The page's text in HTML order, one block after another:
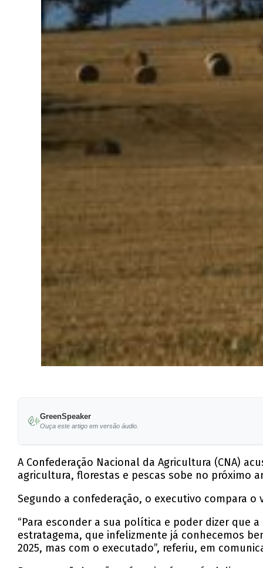
GreenSpeaker
Ouça este artigo em versão áudio.
A Confederação Nacional da Agricultura (CNA)
agricultura, florestas e pescas sobe no próximo
Segundo a confederação, o executivo compara
“Para esconder a sua política e poder dizer que
estratagema, que infelizmente já conhecemos
2025, mas com o executado”, referiu, em